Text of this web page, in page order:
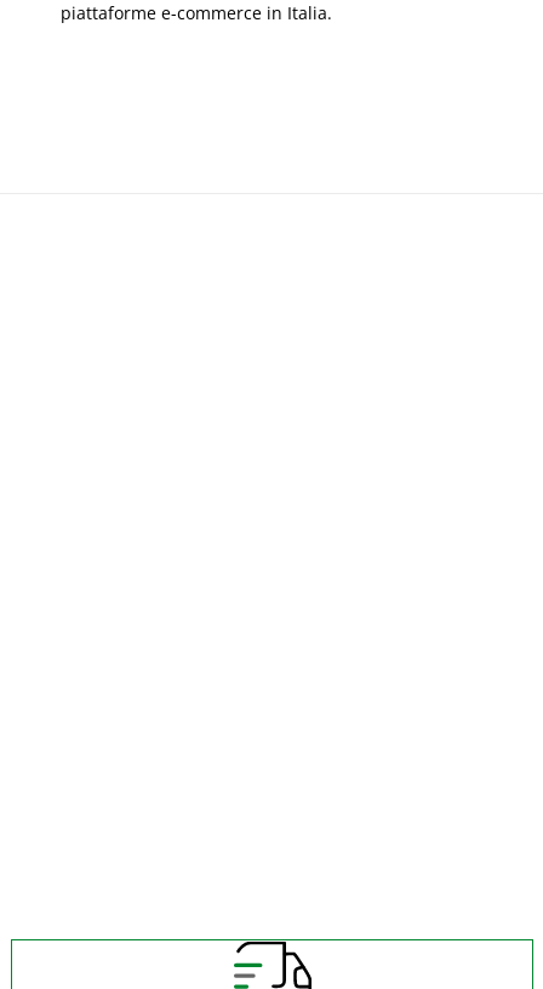
piattaforme e-commerce in Italia.